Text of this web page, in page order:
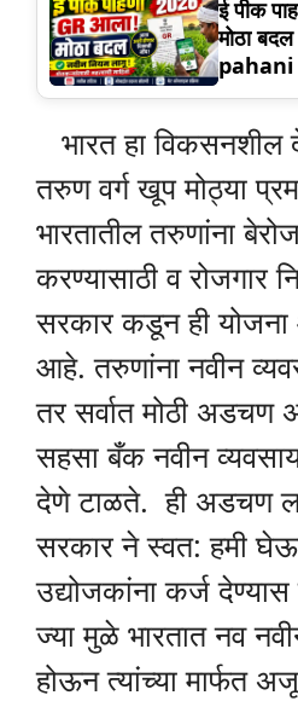
ई पीक
मोठा
pahani
भारत हा
तरुण वर्ग खूप मोठ्या
भारतातील तरुणांना
करण्यासाठी व रोजगार
सरकार कडून ही
आहे. तरुणांना नवीन
तर सर्वात मोठी अडचण
सहसा बँक नवीन
देणे टाळते. ही अडचण
सरकार ने स्वत: हमी
उद्योजकांना कर्ज
ज्या मुळे भारतात नव
होऊन त्यांच्या मार्फत